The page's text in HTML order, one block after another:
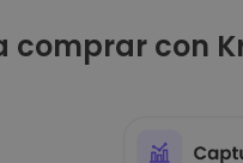
comprar con